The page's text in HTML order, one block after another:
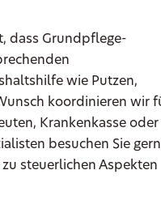
dass Grundpflege-
wie Putzen,
koordinieren wir
Krankenkasse oder
besuchen Sie
steuerlichen Aspekten